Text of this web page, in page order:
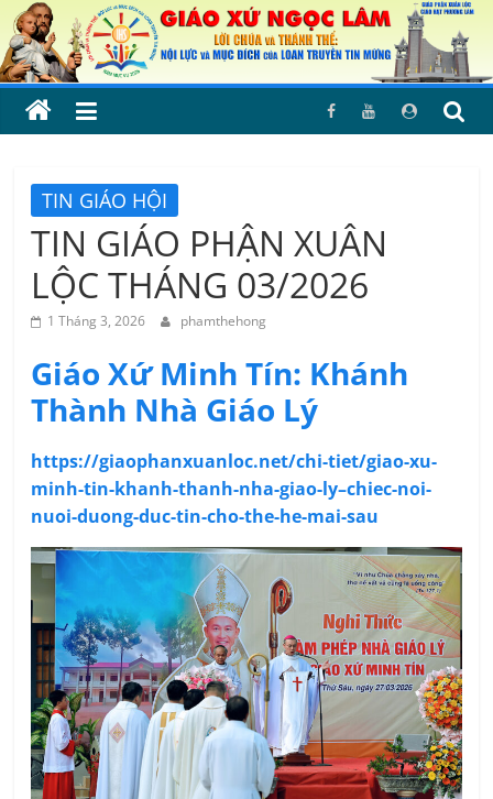
Skip
to
content
TIN GIÁO HỘI
TIN GIÁO PHẬN XUÂN
LỘC THÁNG 03/2026
1 Tháng 3, 2026 phamthehong
Giáo Xứ Minh Tín: Khánh
Thành Nhà Giáo Lý
https://giaophanxuanloc.net/chi-tiet/giao-xu-
minh-tin-khanh-thanh-nha-giao-ly–chiec-noi-
nuoi-duong-duc-tin-cho-the-he-mai-sau